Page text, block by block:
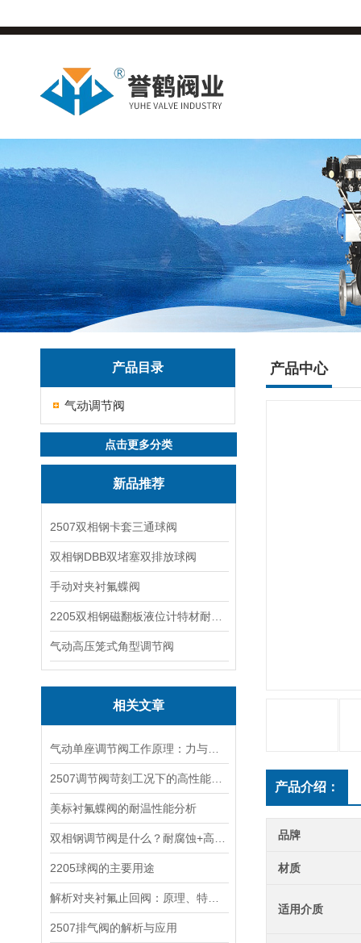
产品目录
气动调节阀
点击更多分类
新品推荐
2507双相钢卡套三通球阀
双相钢DBB双堵塞双排放球阀
手动对夹衬氟蝶阀
气动高压笼式角型调节阀
相关文章
美标衬氟蝶阀的耐温性能分析
2205球阀的主要用途
2507排气阀的解析与应用
产品中心
产品介绍：
品牌
材质
适用介质